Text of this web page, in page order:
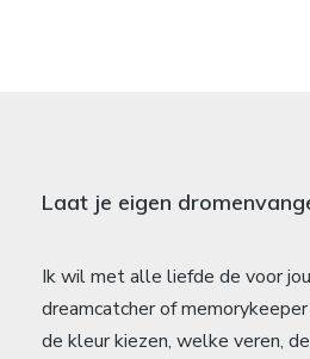
Laat je eigen
Ik wil met alle liefde de voor
dreamcatcher of
de kleur kiezen, welke veren,